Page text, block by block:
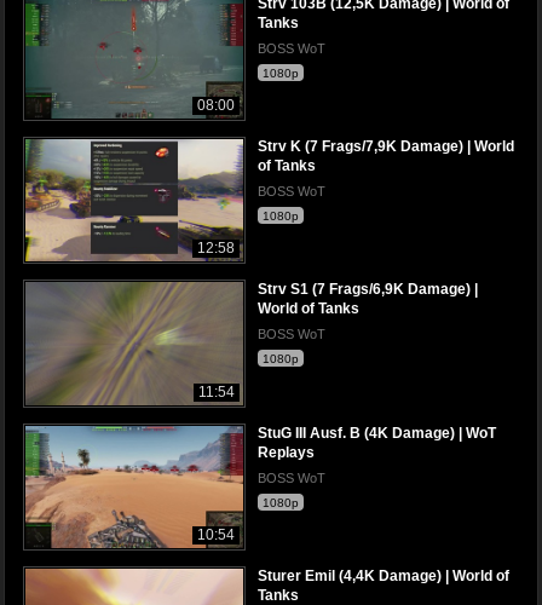
08:00
Strv 103B (12,5K Damage) | World of
Tanks
BOSS WoT
1080p
12:58
Strv K (7 Frags/7,9K Damage) | World
of Tanks
BOSS WoT
1080p
11:54
Strv S1 (7 Frags/6,9K Damage) |
World of Tanks
BOSS WoT
1080p
10:54
StuG III Ausf. B (4K Damage) | WoT
Replays
BOSS WoT
1080p
Sturer Emil (4,4K Damage) | World of
Tanks